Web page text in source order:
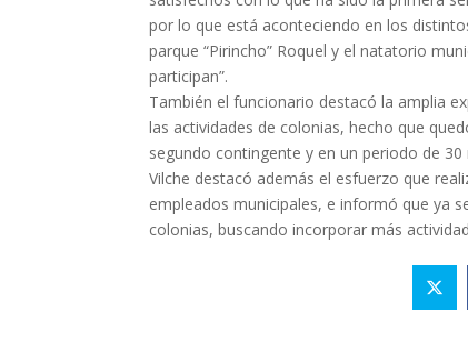
por lo que está aconteciendo en los
parque “Pirincho” Roquel y el natatorio
participan”.
También el funcionario destacó la amplia
las actividades de colonias, hecho que
segundo contingente y en un periodo de
Vilche destacó además el esfuerzo que
empleados municipales, e informó que ya
colonias, buscando incorporar más